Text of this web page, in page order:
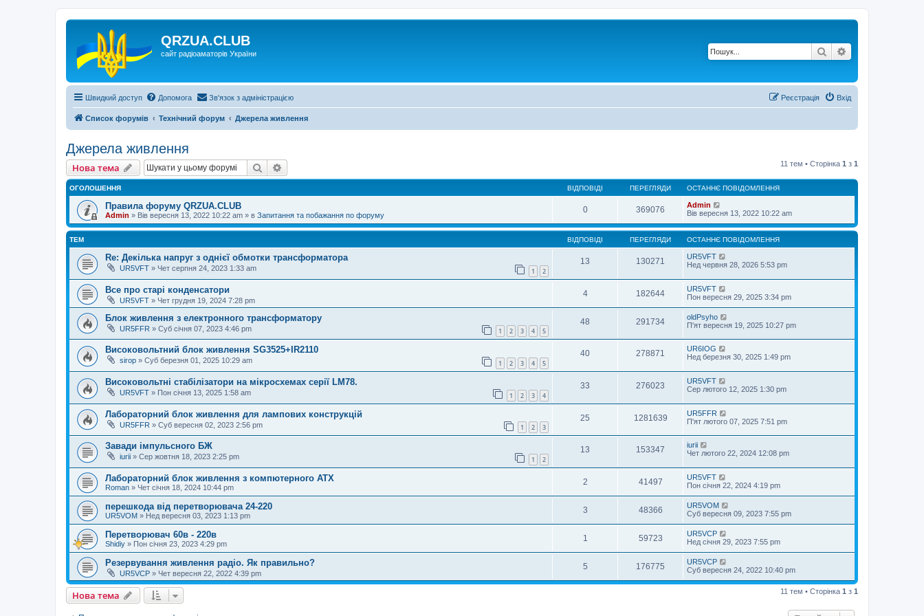
QRZUA.CLUB
сайт радіоаматорів України Пошук
Швидкий доступ Допомога Зв'язок з адміністрацією Вхід
Реєстрація
Список форумів Технічний форум Джерела живлення
Джерела живлення
Нова тема Пошук 11 тем • Сторінка 1 з 1
ОГОЛОШЕННЯ ВІДПОВІДІ ПЕРЕГЛЯДИ ОСТАННЄ ПОВІДОМЛЕННЯ
Правила форуму QRZUA.CLUB
Admin » Вів вересня 13, 2022 10:22 am » в Запитання та побажання по форуму
0 369076
Admin
Вів вересня 13, 2022 10:22 am
ТЕМ ВІДПОВІДІ ПЕРЕГЛЯДИ ОСТАННЄ ПОВІДОМЛЕННЯ
Re: Декілька напруг з однієї обмотки трансформатора
UR5VFT » Чет серпня 24, 2023 1:33 am 1 2
13 130271
UR5VFT
Нед червня 28, 2026 5:53 pm
Все про старі конденсатори
UR5VFT » Чет грудня 19, 2024 7:28 pm
4 182644
UR5VFT
Пон вересня 29, 2025 3:34 pm
Блок живлення з електронного трансформатору
UR5FFR » Суб січня 07, 2023 4:46 pm 1 2 3 4 5
48 291734
oldPsyho
П'ят вересня 19, 2025 10:27 pm
Високовольтний блок живлення SG3525+IR2110
sirop » Суб березня 01, 2025 10:29 am 1 2 3 4 5
40 278871
UR6IOG
Нед березня 30, 2025 1:49 pm
Високовольтні стабілізатори на мікросхемах серії LM78.
UR5VFT » Пон січня 13, 2025 1:58 am 1 2 3 4
33 276023
UR5VFT
Сер лютого 12, 2025 1:30 pm
Лабораторний блок живлення для лампових конструкцій
UR5FFR » Суб вересня 02, 2023 2:56 pm 1 2 3
25 1281639
UR5FFR
П'ят лютого 07, 2025 7:51 pm
Завади імпульсного БЖ
iurii » Сер жовтня 18, 2023 2:25 pm 1 2
13 153347
iurii
Чет лютого 22, 2024 12:08 pm
Лабораторний блок живлення з компютерного АТХ
Roman » Чет січня 18, 2024 10:44 pm
2 41497
UR5VFT
Пон січня 22, 2024 4:19 pm
перешкода від перетворювача 24-220
UR5VOM » Нед вересня 03, 2023 1:13 pm
3 48366
UR5VOM
Суб вересня 09, 2023 7:55 pm
Перетворювач 60в - 220в
Shidiy » Пон січня 23, 2023 4:29 pm
1 59723
UR5VCP
Нед січня 29, 2023 7:55 pm
Резервування живлення радіо. Як правильно?
UR5VCP » Чет вересня 22, 2022 4:39 pm
5 176775
UR5VCP
Суб вересня 24, 2022 10:40 pm
Нова тема 11 тем • Сторінка 1 з 1